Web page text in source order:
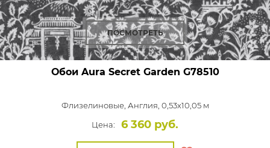
ПОСМОТРЕТЬ
Обои Aura Secret Garden G78510
Флизелиновые, Англия, 0,53x10,05 м
Цена:
6 360 руб.